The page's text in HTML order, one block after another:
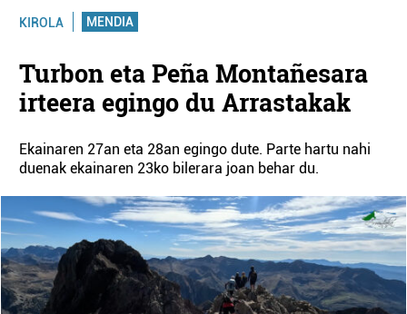
KIROLA MENDIA
Turbon eta Peña Montañesara
irteera egingo du Arrastakak
Ekainaren 27an eta 28an egingo dute. Parte hartu nahi
duenak ekainaren 23ko bilerara joan behar du.